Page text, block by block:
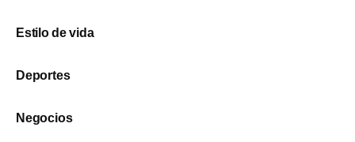
Estilo de vida
Deportes
Negocios